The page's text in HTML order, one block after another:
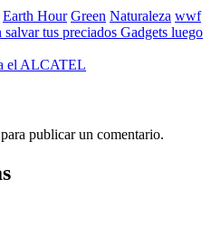
Earth Hour Green Naturaleza wwf
tus preciados Gadgets luego
el ALCATEL
para publicar un comentario.